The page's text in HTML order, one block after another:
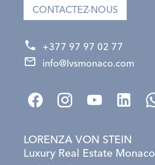
CONTACTEZ-NOUS
+377 97 97 02 77
info@lvsmonaco.com
LORENZA VON STEIN
Luxury Real Estate Monaco